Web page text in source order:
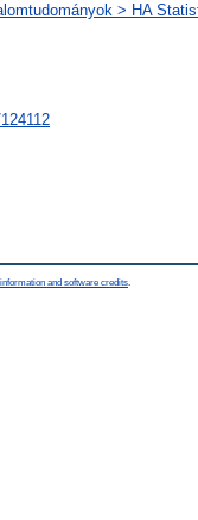
> HA
and software credits